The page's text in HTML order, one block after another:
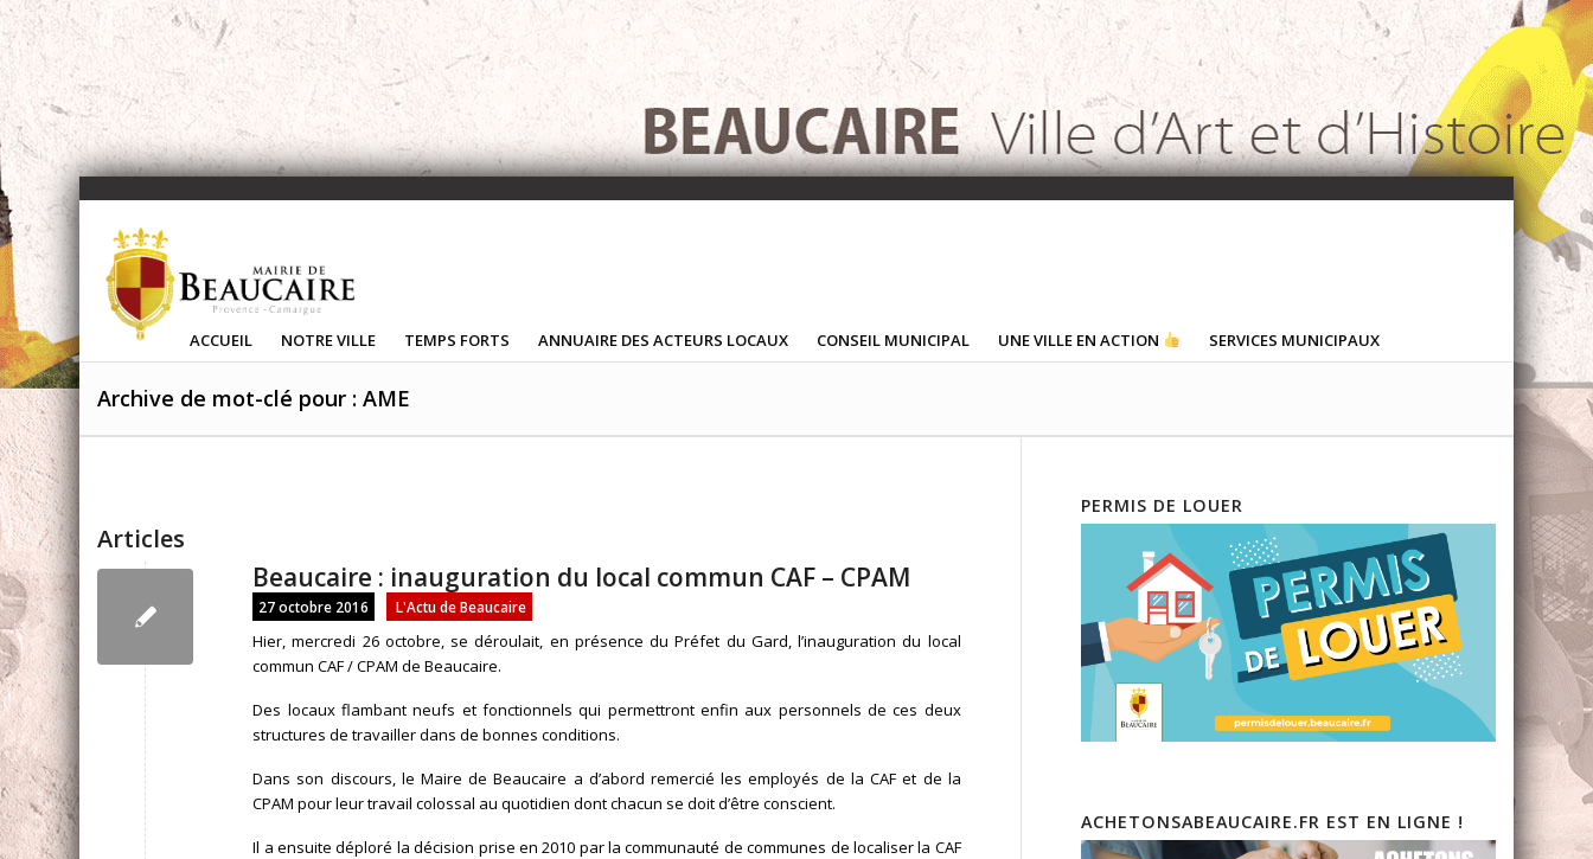
ACCUEIL NOTRE VILLE TEMPS FORTS ANNUAIRE DES ACTEURS LOCAUX CONSEIL MUNICIPAL UNE VILLE EN ACTION SERVICES MUNICIPAUX
Archive de mot-clé pour : AME
Articles
Beaucaire : inauguration du local commun CAF – CPAM
27 octobre 2016 L'Actu de Beaucaire
Hier, mercredi 26 octobre, se déroulait, en présence du Préfet du Gard, l’inauguration du local
commun CAF / CPAM de Beaucaire.
Des locaux flambant neufs et fonctionnels qui permettront enfin aux personnels de ces deux
structures de travailler dans de bonnes conditions.
Dans son discours, le Maire de Beaucaire a d’abord remercié les employés de la CAF et de la
CPAM pour leur travail colossal au quotidien dont chacun se doit d’être conscient.
Il a ensuite déploré la décision prise en 2010 par la communauté de communes de localiser la CAF
PERMIS DE LOUER
ACHETONSABEAUCAIRE.FR EST EN LIGNE !